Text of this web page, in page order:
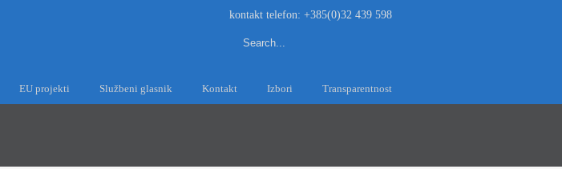
kontakt telefon: +385(0)32 439 598
EU projekti Službeni glasnik Kontakt Izbori Transparentnost